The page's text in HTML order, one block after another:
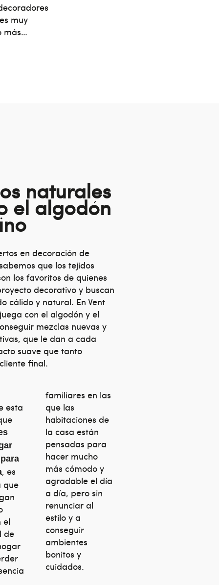
muy
más…
naturales
el algodón
en decoración de
que los tejidos
los favoritos de quienes
decorativo y buscan
cálido y natural. En Vent
con el algodón y el
mezclas nuevas y
que le dan a cada
suave que tanto
final.
esta
, es
que
el
de
familiares en las
que las
habitaciones de
la casa están
pensadas para
hacer mucho
más cómodo y
agradable el día
a día, pero sin
renunciar al
estilo y a
conseguir
ambientes
bonitos y
cuidados.